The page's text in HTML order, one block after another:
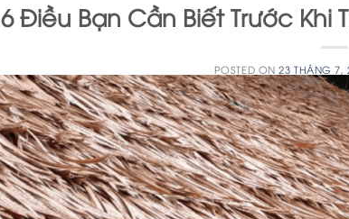
6 Điều Bạn Cần Biết Trước Khi
POSTED ON23 THÁNG 7,